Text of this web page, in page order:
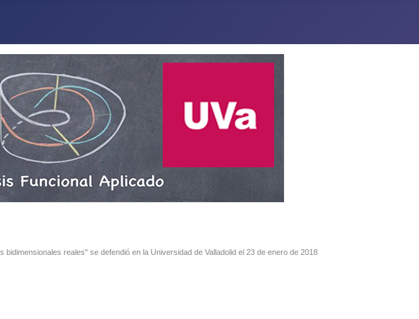
reales" se defendió en la Universidad de Valladolid el 23 de enero de 2018